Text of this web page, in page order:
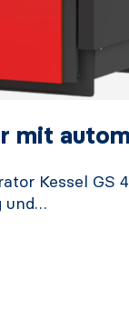
mit
Kessel GS
und…